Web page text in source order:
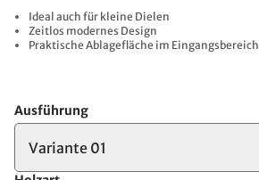
Ideal auch für kleine Dielen
Zeitlos modernes Design
Praktische Ablagefläche im Eingangsbereich
Ausführung
Variante 01